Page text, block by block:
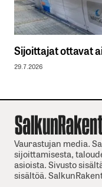
Sijoittajat ottavat
29.7.2026
Vaurastujan media.
sijoittamisesta,
asioista. Sivusto
sisältöä.